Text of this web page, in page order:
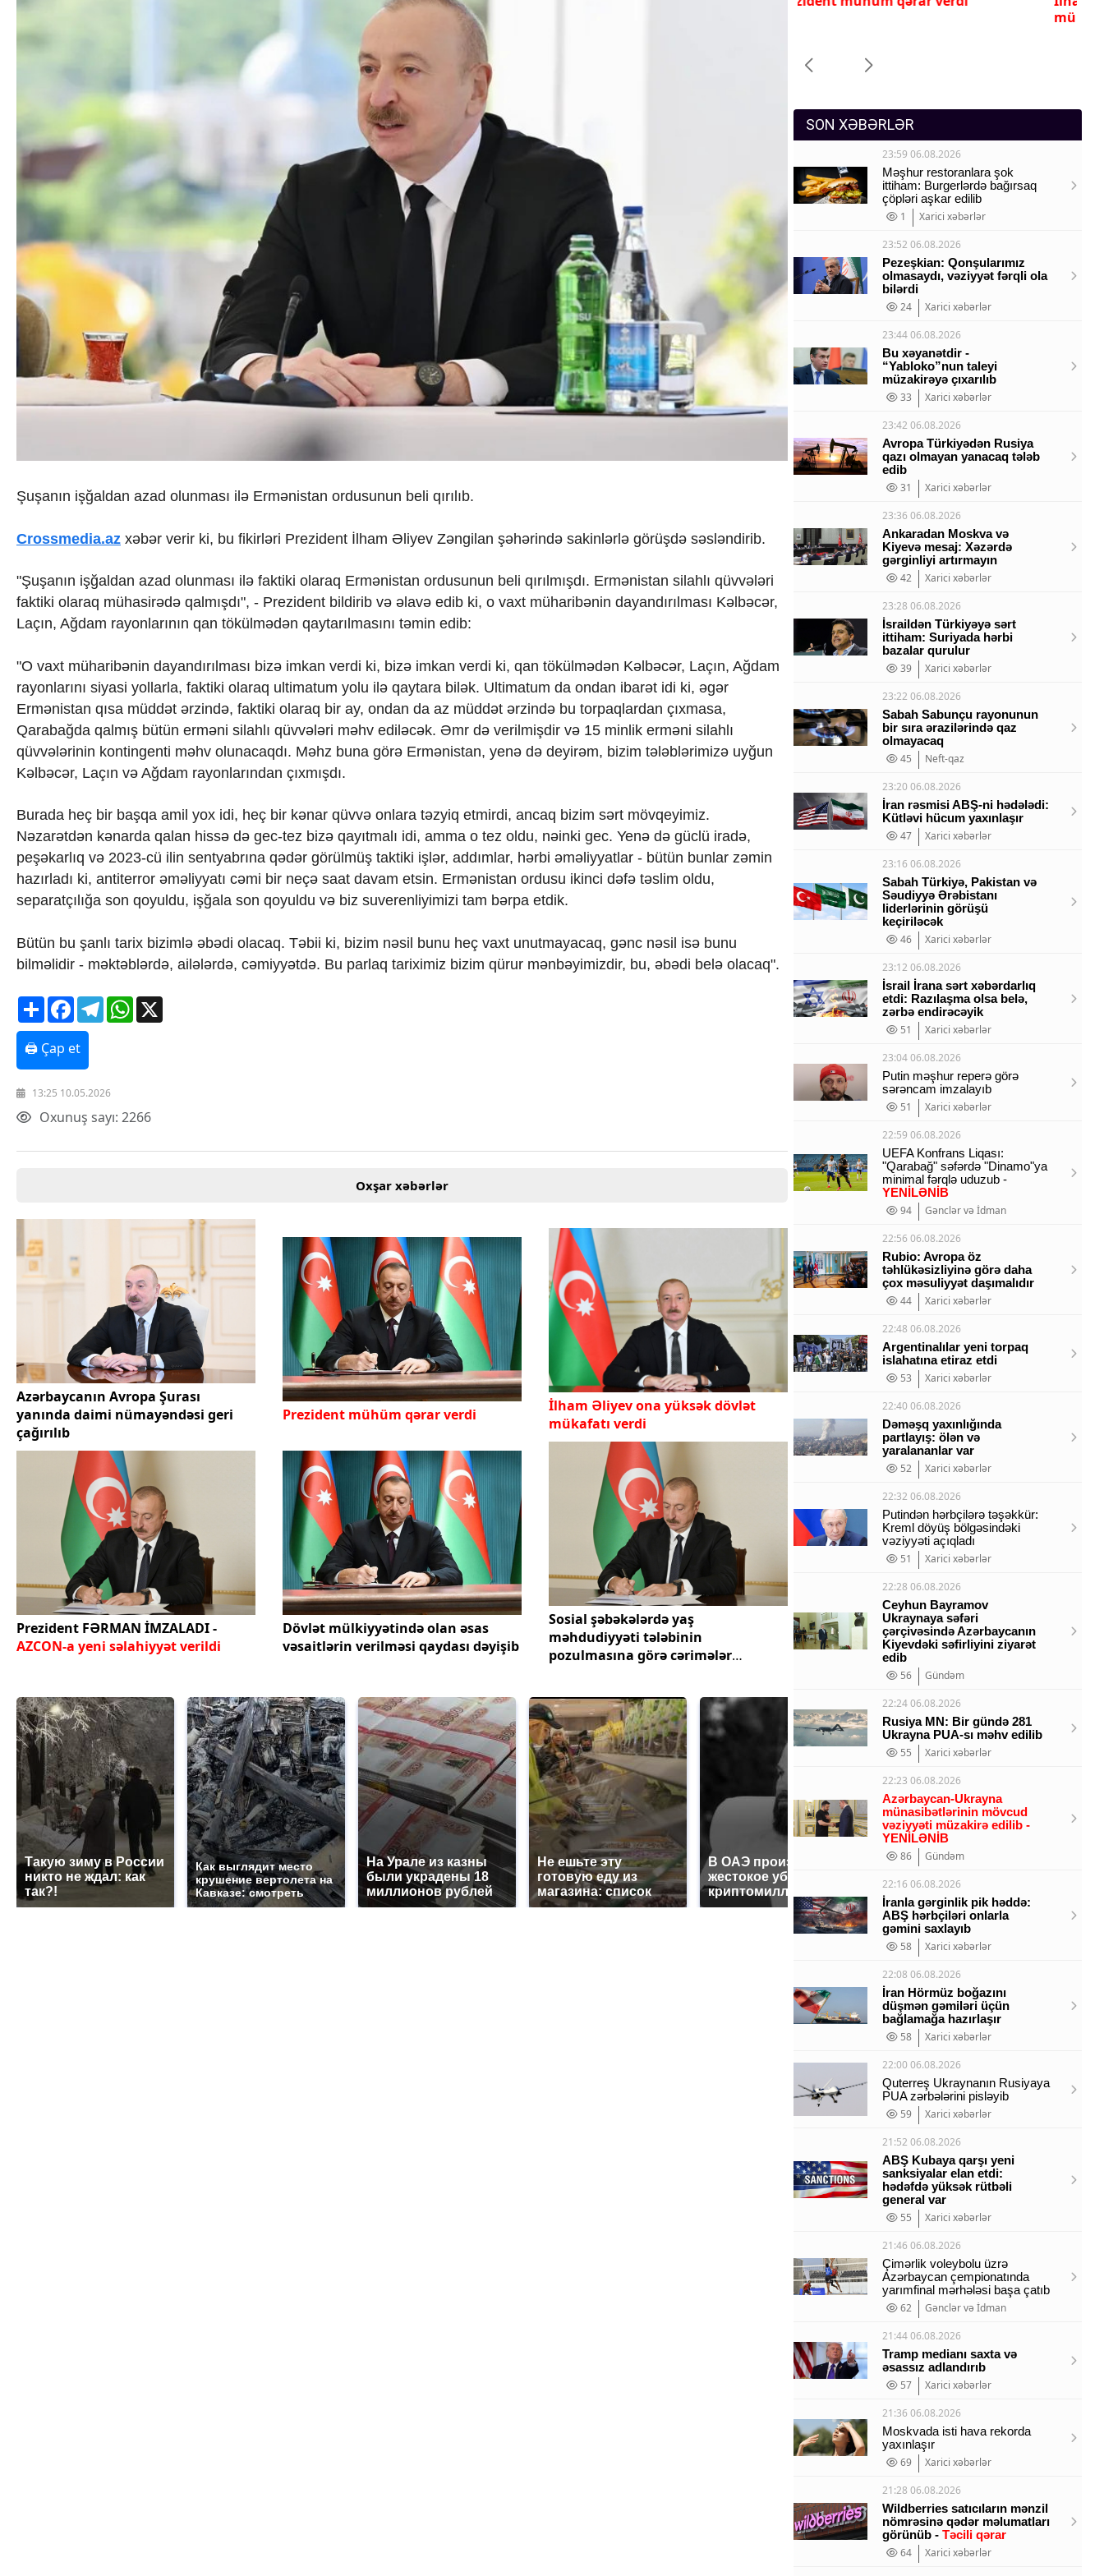
Siyasi
Geosiyasi
İqtisadi
Foto
Video
İnfoqrafika
Podcast
Humanitar
Elm və təhsil
Diaspor
Yüksəliş hekayəsi
Mədəniyyətimizin Zəfəri
Zəfər Diasporu
Səhiyyə
Ailə və uşaq
Turizm
İqtisadiyyat
Energetika
Kənd təsərrüfatı
Telekommunikasiya və nəqliyyat
Cəmiyyət
Siyasət
Məhkəmə və hüquq
Ekologiya
Zəfər - 5
Media və QHT
Hadisə
Sağlamlıq
Sosium
Mənəvi dəyərlər
Texnologiya
Mətbuat-150
Missiyamız
Şuşanın işğaldan azad olunması ilə Ermənistan ordusunun beli qırılıb.
Crossmedia.az xəbər verir ki, bu fikirləri Prezident İlham Əliyev Zəngilan şəhərində sakinlərlə görüşdə səsləndirib.
"Şuşanın işğaldan azad olunması ilə faktiki olaraq Ermənistan ordusunun beli qırılmışdı. Ermənistan silahlı qüvvələri
faktiki olaraq mühasirədə qalmışdı", - Prezident bildirib və əlavə edib ki, o vaxt müharibənin dayandırılması Kəlbəcər,
Laçın, Ağdam rayonlarının qan tökülmədən qaytarılmasını təmin edib:
"O vaxt müharibənin dayandırılması bizə imkan verdi ki, bizə imkan verdi ki, qan tökülmədən Kəlbəcər, Laçın, Ağdam
rayonlarını siyasi yollarla, faktiki olaraq ultimatum yolu ilə qaytara bilək. Ultimatum da ondan ibarət idi ki, əgər
Ermənistan qısa müddət ərzində, faktiki olaraq bir ay, ondan da az müddət ərzində bu torpaqlardan çıxmasa,
Qarabağda qalmış bütün erməni silahlı qüvvələri məhv ediləcək. Əmr də verilmişdir və 15 minlik erməni silahlı
qüvvələrinin kontingenti məhv olunacaqdı. Məhz buna görə Ermənistan, yenə də deyirəm, bizim tələblərimizə uyğun
Kəlbəcər, Laçın və Ağdam rayonlarından çıxmışdı.
Burada heç bir başqa amil yox idi, heç bir kənar qüvvə onlara təzyiq etmirdi, ancaq bizim sərt mövqeyimiz.
Nəzarətdən kənarda qalan hissə də gec-tez bizə qayıtmalı idi, amma o tez oldu, nəinki gec. Yenə də güclü iradə,
peşəkarlıq və 2023-cü ilin sentyabrına qədər görülmüş taktiki işlər, addımlar, hərbi əməliyyatlar - bütün bunlar zəmin
hazırladı ki, antiterror əməliyyatı cəmi bir neçə saat davam etsin. Ermənistan ordusu ikinci dəfə təslim oldu,
separatçılığa son qoyuldu, işğala son qoyuldu və biz suverenliyimizi tam bərpa etdik.
Bütün bu şanlı tarix bizimlə əbədi olacaq. Təbii ki, bizim nəsil bunu heç vaxt unutmayacaq, gənc nəsil isə bunu
bilməlidir - məktəblərdə, ailələrdə, cəmiyyətdə. Bu parlaq tariximiz bizim qürur mənbəyimizdir, bu, əbədi belə olacaq".
ShareFacebookTelegramWhatsApp
🖨 Çap et
13:25 10.05.2026
Oxunuş sayı: 2266
Oxşar xəbərlər
Azərbaycanın Avropa Şurası
yanında daimi nümayəndəsi geri
çağırılıb
Prezident mühüm qərar verdi
İlham Əliyev ona yüksək dövlət
mükafatı verdi
Prezident FƏRMAN İMZALADI -
AZCON-a yeni səlahiyyət verildi
Dövlət mülkiyyətində olan əsas
vəsaitlərin verilməsi qaydası dəyişib
Sosial şəbəkələrdə yaş
məhdudiyyəti tələbinin
pozulmasına görə cərimələr
Такую зиму в России
никто не ждал: как
так?!
Как выглядит место
крушение вертолета на
Кавказе: смотреть
На Урале из казны
были украдены 18
миллионов рублей
Не ешьте эту
готовую еду из
магазина: список
В ОАЭ произошло
жестокое убийство
криптомиллионера
Все новости по
падению вертолета на
Кавказе: читать здесь
daimi nümayəndəsi geri çağırılıb
SON XƏBƏRLƏR
23:59 06.08.2026
Məşhur restoranlara şok
ittiham: Burgerlərdə bağırsaq
çöpləri aşkar edilib
1
Xarici xəbərlər
23:52 06.08.2026
Pezeşkian: Qonşularımız
olmasaydı, vəziyyət fərqli ola
bilərdi
24
Xarici xəbərlər
23:44 06.08.2026
Bu xəyanətdir -
“Yabloko”nun taleyi
müzakirəyə çıxarılıb
33
Xarici xəbərlər
23:42 06.08.2026
Avropa Türkiyədən Rusiya
qazı olmayan yanacaq tələb
edib
31
Xarici xəbərlər
23:36 06.08.2026
Ankaradan Moskva və
Kiyevə mesaj: Xəzərdə
gərginliyi artırmayın
42
Xarici xəbərlər
23:28 06.08.2026
İsraildən Türkiyəyə sərt
ittiham: Suriyada hərbi
bazalar qurulur
39
Xarici xəbərlər
23:22 06.08.2026
Sabah Sabunçu rayonunun
bir sıra ərazilərində qaz
olmayacaq
45
Neft-qaz
23:20 06.08.2026
İran rəsmisi ABŞ-ni hədələdi:
Kütləvi hücum yaxınlaşır
47
Xarici xəbərlər
23:16 06.08.2026
Sabah Türkiyə, Pakistan və
Səudiyyə Ərəbistanı
liderlərinin görüşü
keçiriləcək
46
Xarici xəbərlər
23:12 06.08.2026
İsrail İrana sərt xəbərdarlıq
etdi: Razılaşma olsa belə,
zərbə endirəcəyik
51
Xarici xəbərlər
23:04 06.08.2026
Putin məşhur reperə görə
sərəncam imzalayıb
51
Xarici xəbərlər
22:59 06.08.2026
UEFA Konfrans Liqası:
"Qarabağ" səfərdə "Dinamo"ya
minimal fərqlə uduzub -
YENİLƏNİB
94
Gənclər və İdman
22:56 06.08.2026
Rubio: Avropa öz
təhlükəsizliyinə görə daha
çox məsuliyyət daşımalıdır
44
Xarici xəbərlər
22:48 06.08.2026
Argentinalılar yeni torpaq
islahatına etiraz etdi
53
Xarici xəbərlər
22:40 06.08.2026
Dəməşq yaxınlığında
partlayış: ölən və
yaralananlar var
52
Xarici xəbərlər
22:32 06.08.2026
Putindən hərbçilərə təşəkkür:
Kreml döyüş bölgəsindəki
vəziyyəti açıqladı
51
Xarici xəbərlər
22:28 06.08.2026
Ceyhun Bayramov
Ukraynaya səfəri
çərçivəsində Azərbaycanın
Kiyevdəki səfirliyini ziyarət
edib
56
Gündəm
22:24 06.08.2026
Rusiya MN: Bir gündə 281
Ukrayna PUA-sı məhv edilib
55
Xarici xəbərlər
22:23 06.08.2026
Azərbaycan-Ukrayna
münasibətlərinin mövcud
vəziyyəti müzakirə edilib -
YENİLƏNİB
86
Gündəm
22:16 06.08.2026
İranla gərginlik pik həddə:
ABŞ hərbçiləri onlarla
gəmini saxlayıb
58
Xarici xəbərlər
22:08 06.08.2026
İran Hörmüz boğazını
düşmən gəmiləri üçün
bağlamağa hazırlaşır
58
Xarici xəbərlər
22:00 06.08.2026
Quterreş Ukraynanın Rusiyaya
PUA zərbələrini pisləyib
59
Xarici xəbərlər
21:52 06.08.2026
ABŞ Kubaya qarşı yeni
sanksiyalar elan etdi:
hədəfdə yüksək rütbəli
general var
55
Xarici xəbərlər
21:46 06.08.2026
Çimərlik voleybolu üzrə
Azərbaycan çempionatında
yarımfinal mərhələsi başa çatıb
62
Gənclər və İdman
21:44 06.08.2026
Tramp medianı saxta və
əsassız adlandırıb
57
Xarici xəbərlər
21:36 06.08.2026
Moskvada isti hava rekorda
yaxınlaşır
69
Xarici xəbərlər
21:28 06.08.2026
Wildberries satıcıların mənzil
nömrəsinə qədər məlumatları
görünüb - Təcili qərar
64
Xarici xəbərlər